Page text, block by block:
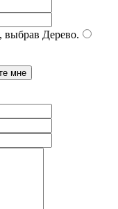
выбрав Дерево.